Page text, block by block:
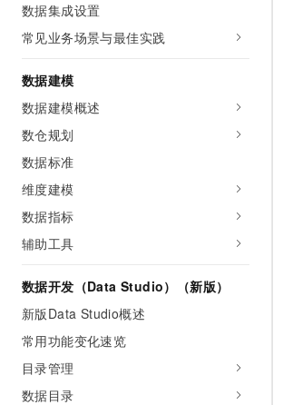
数据集成设置
常见业务场景与最佳实践
数据建模
数据建模概述
数仓规划
数据标准
维度建模
数据指标
辅助工具
数据开发（Data Studio）（新版）
新版Data Studio概述
常用功能变化速览
目录管理
数据目录